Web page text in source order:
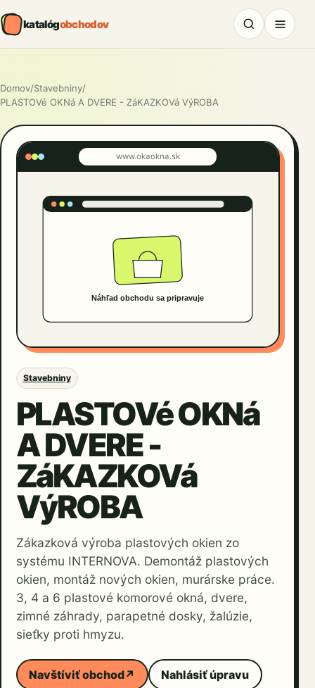
katalógobchodov
Domov/Stavebniny/
PLASTOVé OKNá A DVERE - ZáKAZKOVá VýROBA
www.okaokna.sk
Stavebniny
PLASTOVé OKNá
A DVERE -
ZáKAZKOVá
VýROBA
Zákazková výroba plastových okien zo
systému INTERNOVA. Demontáž plastových
okien, montáž nových okien, murárske práce.
3, 4 a 6 plastové komorové okná, dvere,
zimné záhrady, parapetné dosky, žalúzie,
sieťky proti hmyzu.
Navštíviť obchod↗ Nahlásiť úpravu